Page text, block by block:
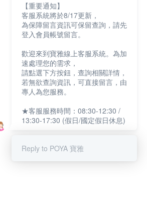
【重要通知】
客服系統將於8/17更新，
為保障留言資訊可保留查詢，請先
登入會員帳號留言。
歡迎來到寶雅線上客服系統。為加
速處理您的需求，
請點選下方按鈕，查詢相關詳情，
若無欲查詢資訊，可直接留言，由
專人為您服務。
★客服服務時間：08:30-12:30 /
13:30-17:30 (假日/國定假日休息)
Reply to POYA 寶雅